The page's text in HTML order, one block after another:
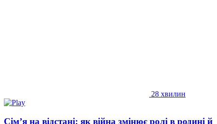
28 хвилин
Сім’я на відстані: як війна змінює ролі в родині й